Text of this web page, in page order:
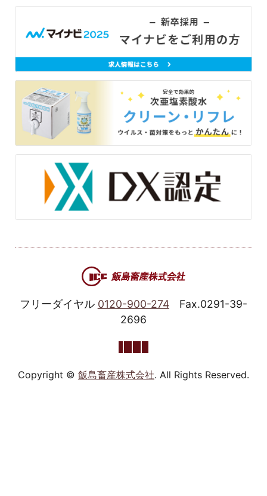
フリーダイヤル 0120-900-274
Fax.0291-39-
2696
Copyright © 飯島畜産株式会社. All Rights Reserved.